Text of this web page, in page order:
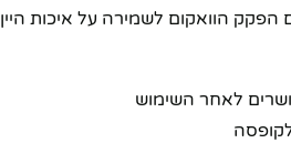
הפקק הוואקום לשמירה על איכות היין
לאחר השימוש